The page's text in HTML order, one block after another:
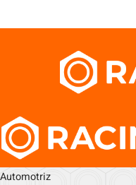
Automotriz